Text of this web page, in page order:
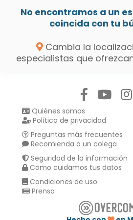
No encontramos a un
coincida con tu
Cambia la
especialistas que
Quiénes somos
Política de privacidad
Preguntas más frecuentes
Recomienda a un colega
Seguridad de la información
Como cuidamos tus datos
Condiciones de uso
Prensa